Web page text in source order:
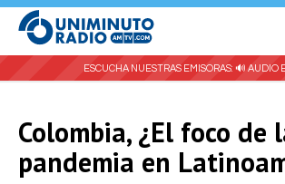
ESCUCHA NUESTRAS EMISORAS: 🔊 AUDIO
Colombia, ¿El foco de
pandemia en